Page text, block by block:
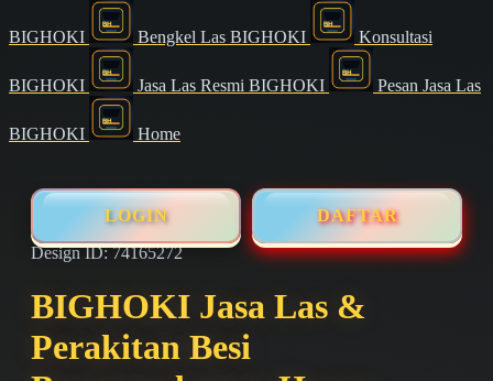
BIGHOKI Bengkel Las BIGHOKI Konsultasi
BIGHOKI Jasa Las Resmi BIGHOKI Pesan Jasa Las
BIGHOKI Home
LOGIN
DAFTAR
Design ID: 74165272
BIGHOKI Jasa Las &
Perakitan Besi